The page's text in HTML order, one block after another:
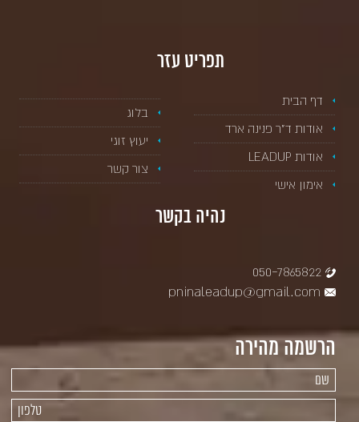
תפריט עזר
דף הבית
אודות ד”ר פנינה ארד
אודות LEADUP
אימון אישי
בלוג
יעוץ זוגי
צור קשר
נהיה בקשר
הרשמה מהירה